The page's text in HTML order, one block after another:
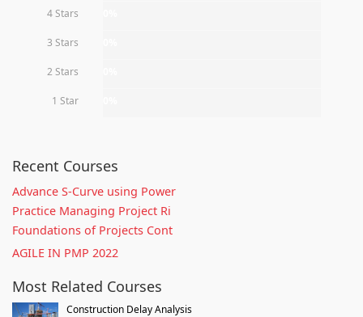
4 Stars
3 Stars
2 Stars
1 Star
Recent Courses
Advance S-Curve using Power
Practice Managing Project Ri
Foundations of Projects Cont
AGILE IN PMP 2022
Most Related Courses
Construction Delay Analysis